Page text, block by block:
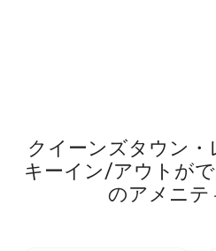
クイーンズタウン・
キーイン/アウトが
のアメニテ